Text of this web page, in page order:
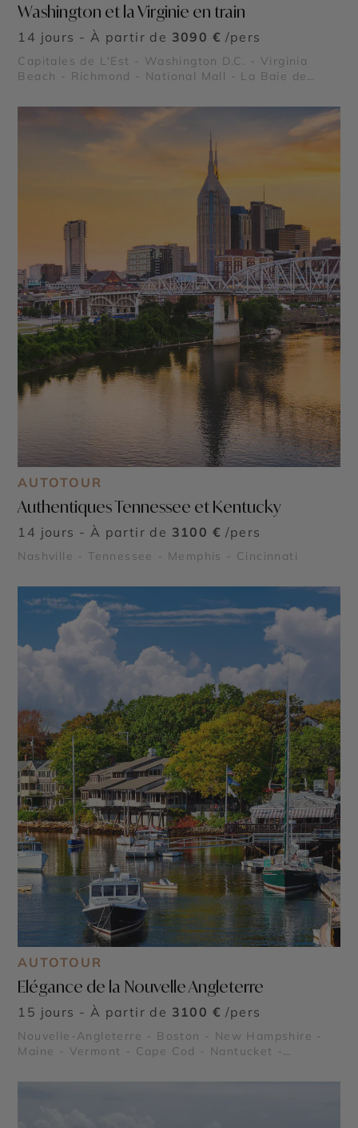
Washington et la Virginie en train
14 jours - À partir de 3090 € /pers
Capitales de L'Est - Washington D.C. - Virginia
Beach - Richmond - National Mall - La Baie de
AUTOTOUR
Authentiques Tennessee et Kentucky
14 jours - À partir de 3100 € /pers
Nashville - Tennessee - Memphis - Cincinnati
AUTOTOUR
Elégance de la Nouvelle Angleterre
15 jours - À partir de 3100 € /pers
Nouvelle-Angleterre - Boston - New Hampshire -
Maine - Vermont - Cape Cod - Nantucket -
National Acadia - White Mountains